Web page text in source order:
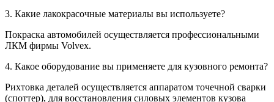
3. Какие лакокрасочные материалы вы используете?
Покраска автомобилей осуществляется профессиональными
ЛКМ фирмы Volvex.
4. Какое оборудование вы применяете для кузовного ремонта?
Рихтовка деталей осуществляется аппаратом точечной сварки
(споттер), для восстановления силовых элементов кузова